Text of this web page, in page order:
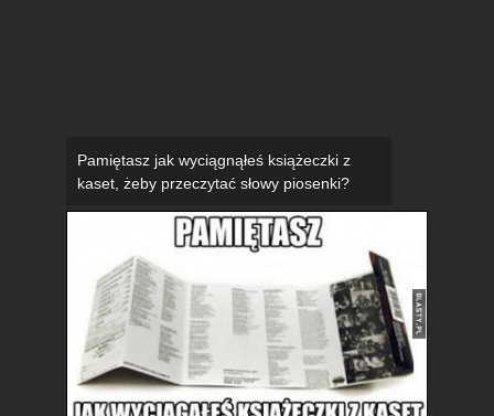
Pamiętasz jak wyciągnąłeś książeczki z
kaset, żeby przeczytać słowy piosenki?